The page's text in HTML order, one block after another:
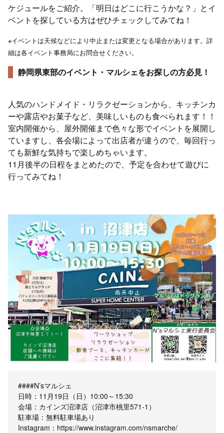
ケジュールをご紹介。「明日はどこに行こうかな？」とイ
ベントを探している方はぜひチェックしてみてね！
※イベントは天候などにより中止または変更となる場合があります。詳
細は各イベント事務局にお問合せください。
静岡県東部のイベント・マルシェをお探しの方必見！
人気のハンドメイド・リラクゼーションから、キッチンカ
ーや露店やお菓子など、美味しいものも食べられます！！
室内開催から、屋外開催まで色々な形でイベントを展開し
ていますし、各会場によって出店者が違うので、毎回行っ
ても新鮮な気持ちで楽しめちゃいます。
11月後半の日程をまとめたので、予定を合わせて遊びに
行ってみてね！
####N’sマルシェ
日時：11月19日（日）10:00～15:30
会場：カインズ沼津店（沼津市桃里571-1）
駐車場：無料駐車場あり
Instagram：https://www.instagram.com/nsmarche/